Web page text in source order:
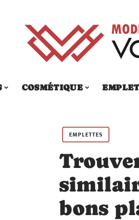
COSMÉTIQUE
EMPLETTES
bons